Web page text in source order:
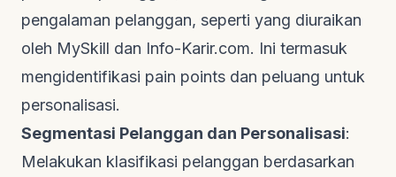
pengalaman pelanggan, seperti yang diuraikan
oleh MySkill dan Info-Karir.com. Ini termasuk
mengidentifikasi pain points dan peluang untuk
personalisasi.
Segmentasi Pelanggan dan Personalisasi:
Melakukan klasifikasi pelanggan berdasarkan